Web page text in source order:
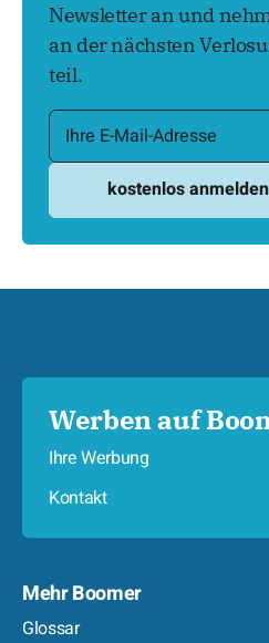
Newsletter an und
an der nächsten
teil.
Werben auf
Ihre Werbung
Kontakt
Mehr Boomer
Glossar